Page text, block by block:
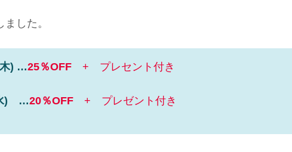
した。
木) …25％OFF + プレセント付き
) …20％OFF + プレゼント付き